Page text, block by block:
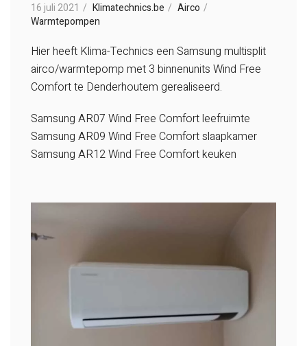
16 juli 2021 Klimatechnics.be
Airco
Warmtepompen
Hier heeft Klima-Technics een Samsung multisplit
airco/warmtepomp met 3 binnenunits Wind Free
Comfort te Denderhoutem gerealiseerd.
Samsung AR07 Wind Free Comfort leefruimte
Samsung AR09 Wind Free Comfort slaapkamer
Samsung AR12 Wind Free Comfort keuken